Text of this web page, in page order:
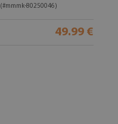
(#mmmk-80250046)
49.99 €